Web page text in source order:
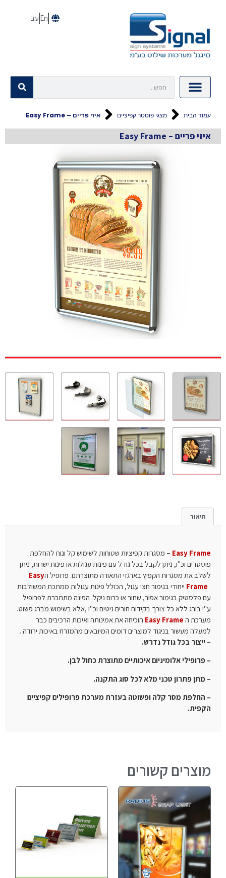
En עב
עמוד הבית מצגי פוסטר קפיציים איזי פריים – Easy Frame
איזי פריים – Easy Frame
תיאור
Easy Frame
– מסגרות קפיציות שטוחות לשימוש קל ונוח להחלפת
פוסטרים וכ"ו, ניתן לקבל בכל גודל עם פינות עגולות או פינות ישרות, ניתן
לשלב את מסגרות הקפיץ בארגזי התאורה מתוצרתנו. פרופיל הEasy
Frame ייחודי בגימור חצי עגול, הכולל פינות עגולות ממתכת המשולבות
עם פלסטיק בגימור אפור, שחור או כרום ניקל. הפינה מתחברת לפרופיל
ע"י בורג ללא כל צורך בקידוח חורים ניטים וכ"ו ,אלא בשימוש מברג פשוט.
מערכת ה Easy Frame הוכיחה את אמינותה ואיכות הרכיבים כבר
למעלה מעשור בניגוד למוצרים דומים המיובאים מהמזרח באיכות ירודה .
– ייצור בכל גודל נדרש.
– פרופילי אלומיניום איכותיים מתוצרת כחול לבן.
– מתן פתרון טכני מלא לכל סוג התקנה.
– החלפת מסר קלה ופשוטה בעזרת מערכת פרופילים קפיציים
הקפית.
מוצרים קשורים